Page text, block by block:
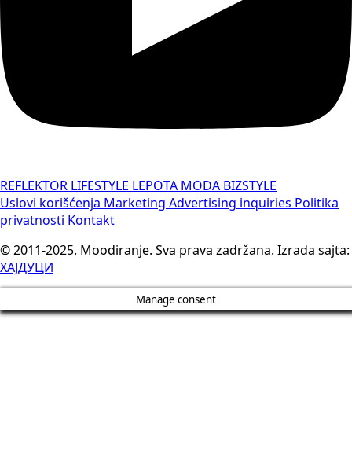
REFLEKTOR LIFESTYLE LEPOTA MODA BIZSTYLE
Uslovi korišćenja Marketing Advertising inquiries Politika
privatnosti Kontakt
© 2011-2025. Moodiranje. Sva prava zadržana. Izrada sajta:
ХАЈДУЦИ
Manage consent